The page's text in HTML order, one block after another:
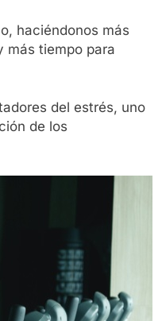
haciéndonos más
más tiempo para
del estrés, uno
de los